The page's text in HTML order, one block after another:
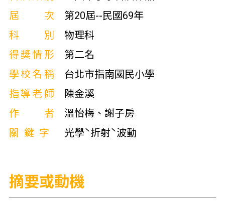
屆次
第20屆--民國69年
科別
物理科
得獎情形
第二名
學校名稱
台北市指南國民小學
指導老師
陳金溪
作者
溫怡梅、謝子房
關鍵字
光學ˋ折射ˋ波動
摘要或動機